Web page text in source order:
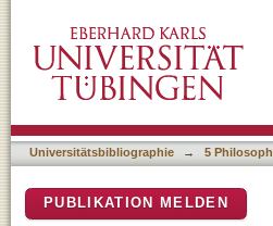
Praxis
Universitätsbibliographie → 5
PUBLIKATION MELDEN